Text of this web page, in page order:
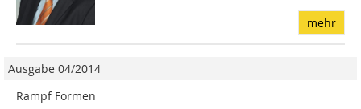
mehr
Ausgabe 04/2014
Rampf Formen